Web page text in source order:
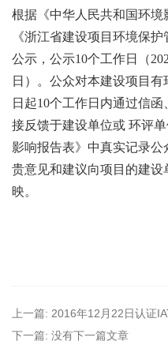
根据《中华人民共和国环
《浙江省建设项目环境保
公示，公示10个工作日（
日）。公众对本建设项目
日起10个工作日内通过信函
接反馈于建设单位或 环评
影响报告表》中真实记录
贵意见和建议向项目的建设
映。
上一篇: 2016年12月22日认证
下一篇: 没有下一篇文章